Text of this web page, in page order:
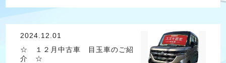
2024.12.01
☆ １２月中古車 目玉車のご紹
介 ☆